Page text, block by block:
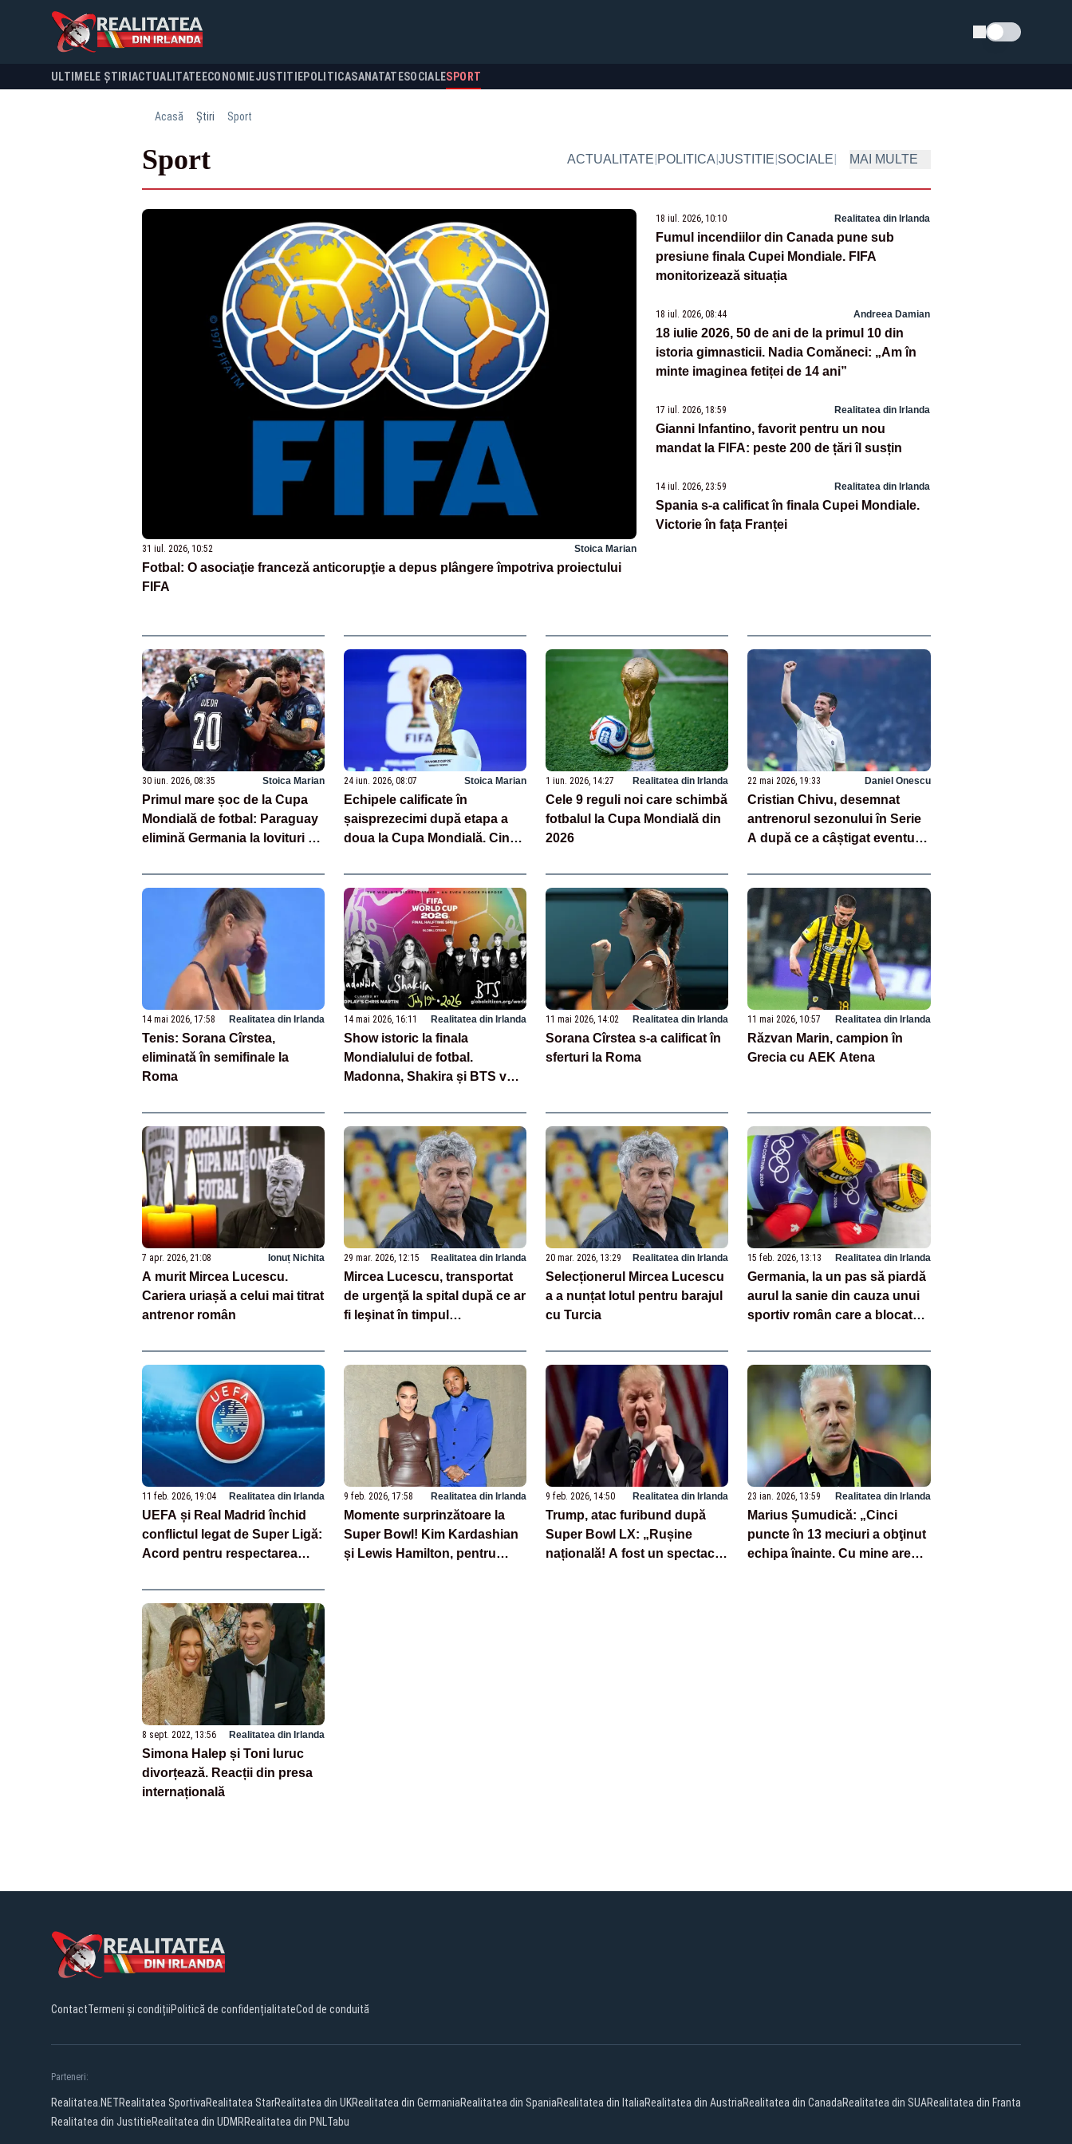
Schimba tema
ULTIMELE ȘTIRI ACTUALITATE ECONOMIEJUSTITIEPOLITICASANATATESOCIALESPORT
Acasă Știri Sport
Sport ACTUALITATE|POLITICA|JUSTITIE|SOCIALE| MAI MULTE
31 iul. 2026, 10:52 Stoica Marian
Fotbal: O asociaţie franceză anticorupţie a depus plângere împotriva proiectului
FIFA
18 iul. 2026, 10:10 Realitatea din Irlanda
Fumul incendiilor din Canada pune sub
presiune finala Cupei Mondiale. FIFA
monitorizează situația
18 iul. 2026, 08:44 Andreea Damian
18 iulie 2026, 50 de ani de la primul 10 din
istoria gimnasticii. Nadia Comăneci: „Am în
minte imaginea fetiței de 14 ani”
17 iul. 2026, 18:59 Realitatea din Irlanda
Gianni Infantino, favorit pentru un nou
mandat la FIFA: peste 200 de țări îl susțin
14 iul. 2026, 23:59 Realitatea din Irlanda
Spania s-a calificat în finala Cupei Mondiale.
Victorie în fața Franței
30 iun. 2026, 08:35 Stoica Marian
Primul mare șoc de la Cupa
Mondială de fotbal: Paraguay
elimină Germania la lovituri de
24 iun. 2026, 08:07 Stoica Marian
Echipele calificate în
șaisprezecimi după etapa a
doua la Cupa Mondială. Cinci
1 iun. 2026, 14:27 Realitatea din Irlanda
Cele 9 reguli noi care schimbă
fotbalul la Cupa Mondială din
2026
22 mai 2026, 19:33 Daniel Onescu
Cristian Chivu, desemnat
antrenorul sezonului în Serie
A după ce a câștigat eventul
14 mai 2026, 17:58 Realitatea din Irlanda
Tenis: Sorana Cîrstea,
eliminată în semifinale la
Roma
14 mai 2026, 16:11 Realitatea din Irlanda
Show istoric la finala
Mondialului de fotbal.
Madonna, Shakira și BTS vor
MetLife din New Jersey
11 mai 2026, 14:02 Realitatea din Irlanda
Sorana Cîrstea s-a calificat în
sferturi la Roma
11 mai 2026, 10:57 Realitatea din Irlanda
Răzvan Marin, campion în
Grecia cu AEK Atena
7 apr. 2026, 21:08 Ionuț Nichita
A murit Mircea Lucescu.
Cariera uriașă a celui mai titrat
antrenor român
29 mar. 2026, 12:15 Realitatea din Irlanda
Mircea Lucescu, transportat
de urgenţă la spital după ce ar
fi leşinat în timpul
Mogoşoaia
20 mar. 2026, 13:29 Realitatea din Irlanda
Selecționerul Mircea Lucescu
a a nunțat lotul pentru barajul
cu Turcia
15 feb. 2026, 13:13 Realitatea din Irlanda
Germania, la un pas să piardă
aurul la sanie din cauza unui
sportiv român care a blocat
11 feb. 2026, 19:04 Realitatea din Irlanda
UEFA și Real Madrid închid
conflictul legat de Super Ligă:
Acord pentru respectarea
9 feb. 2026, 17:58 Realitatea din Irlanda
Momente surprinzătoare la
Super Bowl! Kim Kardashian
și Lewis Hamilton, pentru
9 feb. 2026, 14:50 Realitatea din Irlanda
Trump, atac furibund după
Super Bowl LX: „Rușine
națională! A fost un spectacol
23 ian. 2026, 13:59 Realitatea din Irlanda
Marius Șumudică: „Cinci
puncte în 13 meciuri a obţinut
echipa înainte. Cu mine are
8 sept. 2022, 13:56 Realitatea din Irlanda
Simona Halep și Toni Iuruc
divorțează. Reacții din presa
internațională
ContactTermeni și condițiiPolitică de confidențialitateCod de conduită
Parteneri:
Realitatea.NETRealitatea SportivaRealitatea StarRealitatea din UKRealitatea din GermaniaRealitatea din SpaniaRealitatea din ItaliaRealitatea din AustriaRealitatea din CanadaRealitatea din SUARealitatea din Franta
Realitatea din JustitieRealitatea din UDMRRealitatea din PNLTabu